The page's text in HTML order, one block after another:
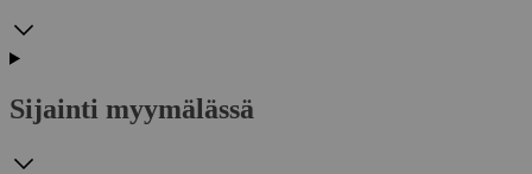
Sijainti myymälässä